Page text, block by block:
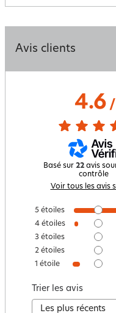
Avis clients
4.6/
Basé sur 22 avis
contrôle
Voir tous les avis
5 étoiles
4 étoiles
3 étoiles
2 étoiles
1 étoile
Trier les avis